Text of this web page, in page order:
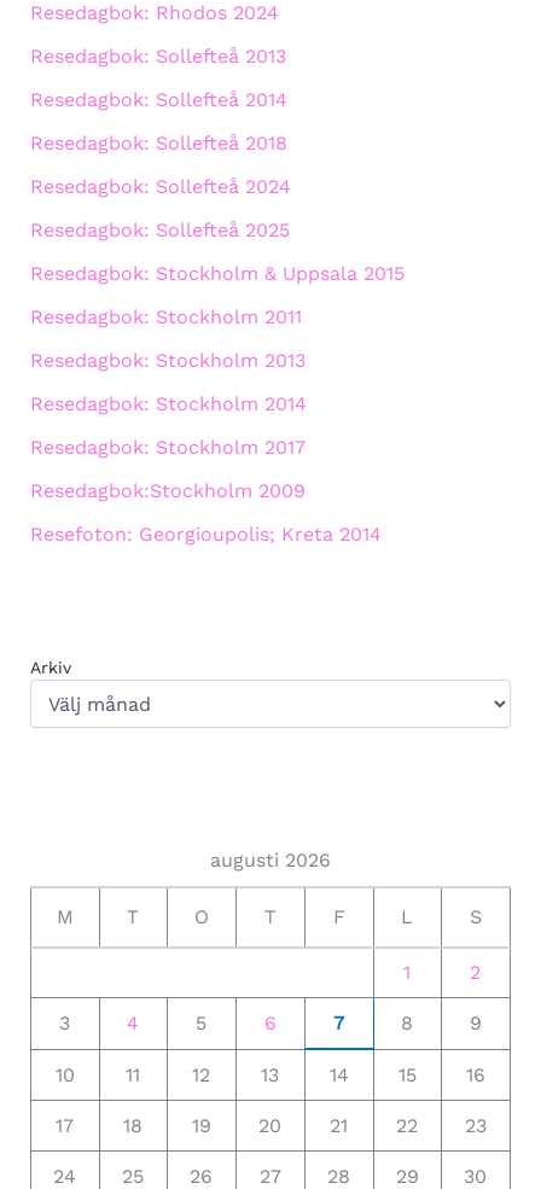
Resedagbok: Rhodos 2024
Resedagbok: Sollefteå 2013
Resedagbok: Sollefteå 2014
Resedagbok: Sollefteå 2018
Resedagbok: Sollefteå 2024
Resedagbok: Sollefteå 2025
Resedagbok: Stockholm & Uppsala 2015
Resedagbok: Stockholm 2011
Resedagbok: Stockholm 2013
Resedagbok: Stockholm 2014
Resedagbok: Stockholm 2017
Resedagbok:Stockholm 2009
Resefoton: Georgioupolis; Kreta 2014
Arkiv
augusti 2026
M T O T F L S
1 2
3 4 5 6 7 8 9
10 11 12 13 14 15 16
17 18 19 20 21 22 23
24 25 26 27 28 29 30